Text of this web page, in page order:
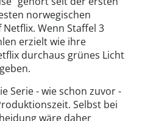
norwegischen
Wenn Staffel 3
erzielt wie ihre
durchaus grünes Licht
Serie - wie schon zuvor -
Selbst bei
wäre daher